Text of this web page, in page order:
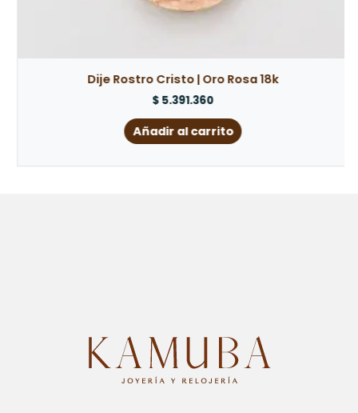
Dije Rostro Cristo | Oro Rosa 18k
$5.391.360
Añadir al carrito